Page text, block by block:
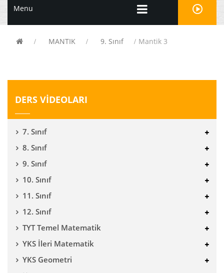
Menu
MANTIK 9. Sınıf Mantik 3
DERS VİDEOLARI
7. Sınıf
8. Sınıf
9. Sınıf
10. Sınıf
11. Sınıf
12. Sınıf
TYT Temel Matematik
YKS İleri Matematik
YKS Geometri